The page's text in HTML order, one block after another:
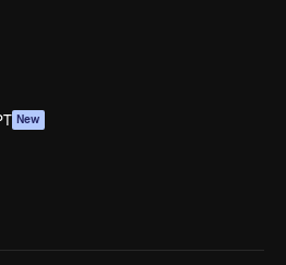
New